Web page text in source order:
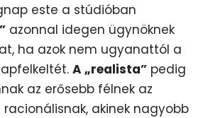
este a stúdióban
azonnal idegen ügynöknek
ha azok nem ugyanattól a
A „realista” pedig
az erősebb félnek az
akinek nagyobb